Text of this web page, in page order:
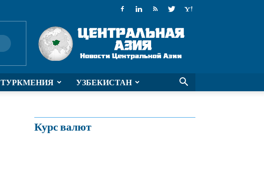
Новости
Таджикистана
ТУРКМЕНИЯ УЗБЕКИСТАН
Курс валют